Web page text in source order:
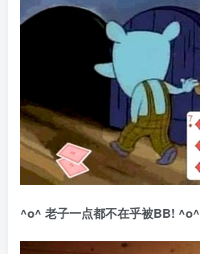
^o^ 老子一点都不在乎被BB! ^o^